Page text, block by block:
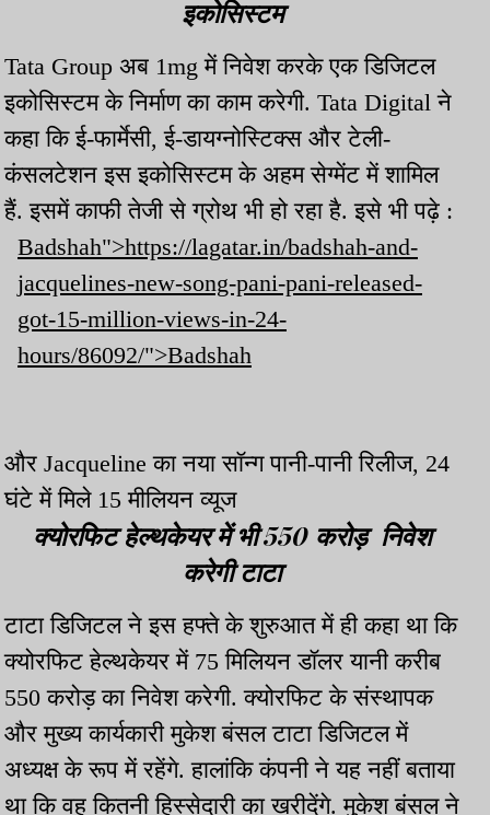
इकोसिस्टम
Tata Group अब 1mg में निवेश करके एक डिजिटल
इकोसिस्टम के निर्माण का काम करेगी. Tata Digital ने
कहा कि ई-फार्मेसी, ई-डायग्नोस्टिक्स और टेली-
कंसलटेशन इस इकोसिस्टम के अहम सेग्मेंट में शामिल
हैं. इसमें काफी तेजी से ग्रोथ भी हो रहा है. इसे भी पढ़े :
Badshah">https://lagatar.in/badshah-and-
jacquelines-new-song-pani-pani-released-
got-15-million-views-in-24-
hours/86092/">Badshah
और Jacqueline का नया सॉन्ग पानी-पानी रिलीज, 24
घंटे में मिले 15 मीलियन व्यूज
क्योरफिट हेल्थकेयर में भी 550 करोड़ निवेश
करेगी टाटा
टाटा डिजिटल ने इस हफ्ते के शुरुआत में ही कहा था कि
क्योरफिट हेल्थकेयर में 75 मिलियन डॉलर यानी करीब
550 करोड़ का निवेश करेगी. क्योरफिट के संस्थापक
और मुख्य कार्यकारी मुकेश बंसल टाटा डिजिटल में
अध्यक्ष के रूप में रहेंगे. हालांकि कंपनी ने यह नहीं बताया
था कि वह कितनी हिस्सेदारी का खरीदेंगे. मुकेश बंसल ने